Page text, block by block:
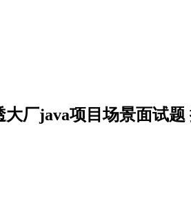
大厂java项目场景面试题